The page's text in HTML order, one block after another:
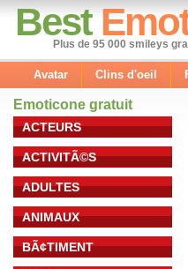
Best
Plus de 95 000 smileys
Avatar Clins d'oeil
Emoticone gratuit
ACTEURS
ACTIVITÃ©S
ADULTES
ANIMAUX
BÃ¢TIMENT